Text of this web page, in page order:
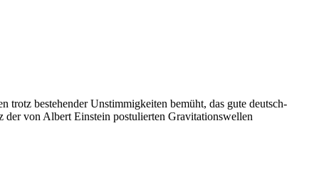
bestehender Unstimmigkeiten bemüht, das gute deutsch-
der von Albert Einstein postulierten Gravitationswellen